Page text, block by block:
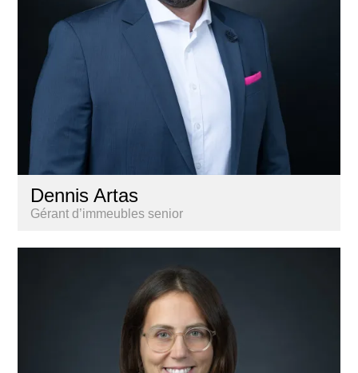
Dennis Artas
Gérant d’immeubles senior